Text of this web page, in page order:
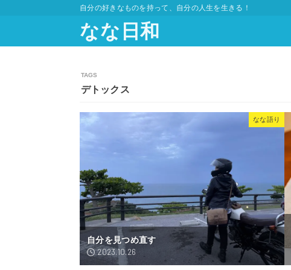
自分の好きなものを持って、自分の人生を生きる！
なな日和
デトックス
なな語り
自分を見つめ直す
2023.10.26